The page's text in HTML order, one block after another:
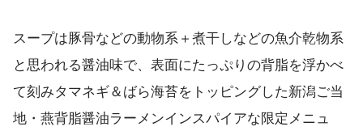
スープは豚骨などの動物系＋煮干しなどの魚介乾物系
と思われる醤油味で、表面にたっぷりの背脂を浮かべ
て刻みタマネギ＆ばら海苔をトッピングした新潟ご当
地・燕背脂醤油ラーメンインスパイアな限定メニュ